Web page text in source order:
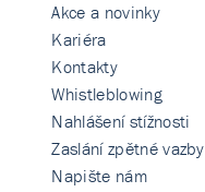
Akce a novinky
Kariéra
Kontakty
Whistleblowing
Nahlášení stížnosti
Zaslání zpětné vazby
Napište nám